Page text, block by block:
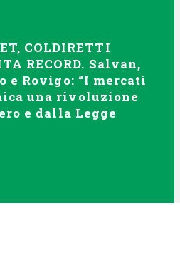
COLDIRETTI
RECORD. Salvan,
e Rovigo: “I mercati
una rivoluzione
e dalla Legge